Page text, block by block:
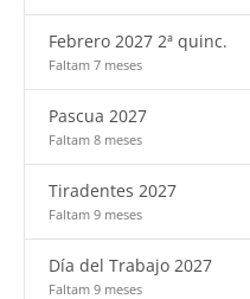
Febrero 2027 2ª quinc.
Faltam 7 meses
Pascua 2027
Faltam 8 meses
Tiradentes 2027
Faltam 9 meses
Día del Trabajo 2027
Faltam 9 meses